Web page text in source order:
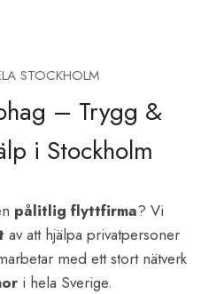
STOCKHOLM
– Trygg &
i Stockholm
pålitlig flyttfirma? Vi
av att hjälpa privatpersoner
med ett stort nätverk
i hela Sverige.